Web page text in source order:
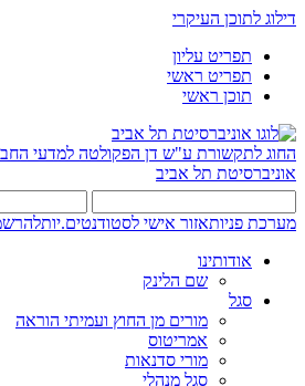
דילוג לתוכן העיקרי
תפריט עליון
תפריט ראשי
תוכן ראשי
החוג לתקשורת ע"ש דן הפקולטה למדעי
אוניברסיטת תל אביב
מערכת פניותאזור אישי לסטודנטים.יות
אודותינו
שם הלינק
סגל
מורים מן החוץ ועמיתי הוראה
אמריטוס
מורי סדנאות
סגל מנהלי